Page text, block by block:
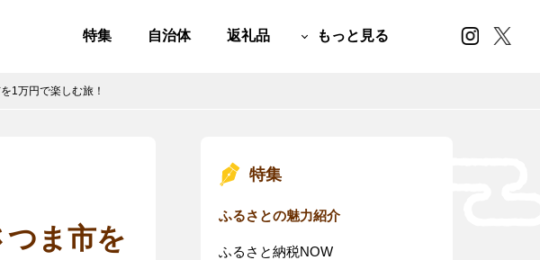
特集 自治体 返礼品 もっと見る
1万円で楽しむ旅！
ま市を
特集
ふるさとの魅力紹介
ふるさと納税NOW